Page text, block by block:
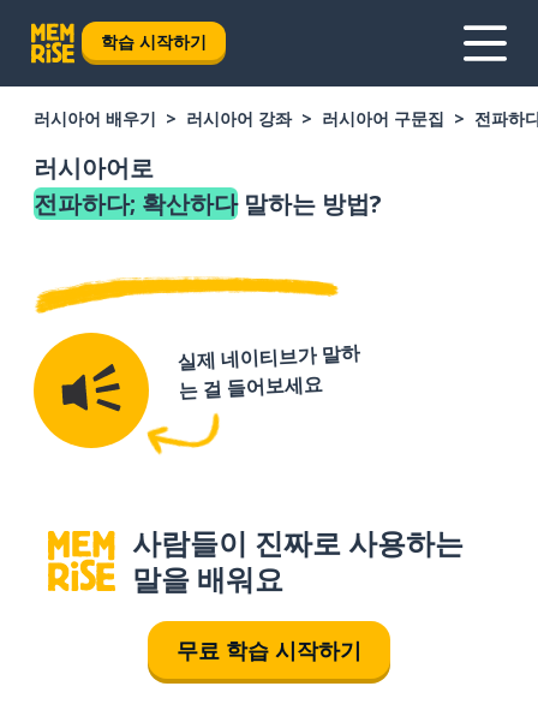
학습 시작하기
러시아어 배우기 러시아어 강좌 러시아어 구문집 전파하
러시아어로
전파하다; 확산하다말하는 방법?
실제 네이티브가 말하
는 걸 들어보세요
사람들이 진짜로 사용하는
말을 배워요
무료 학습 시작하기